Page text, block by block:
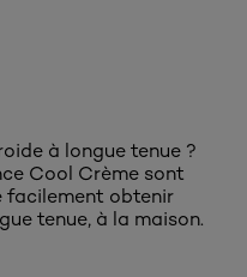
à longue tenue ?
Cool Crème sont
facilement obtenir
tenue, à la maison.